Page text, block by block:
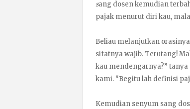
sang dosen kemudian
pajak menurut diri kau,
Beliau melanjutkan
sifatnya wajib. Terutang!
kau mendengarnya?”
kami. “Begitu lah definisi
Kemudian senyum sang